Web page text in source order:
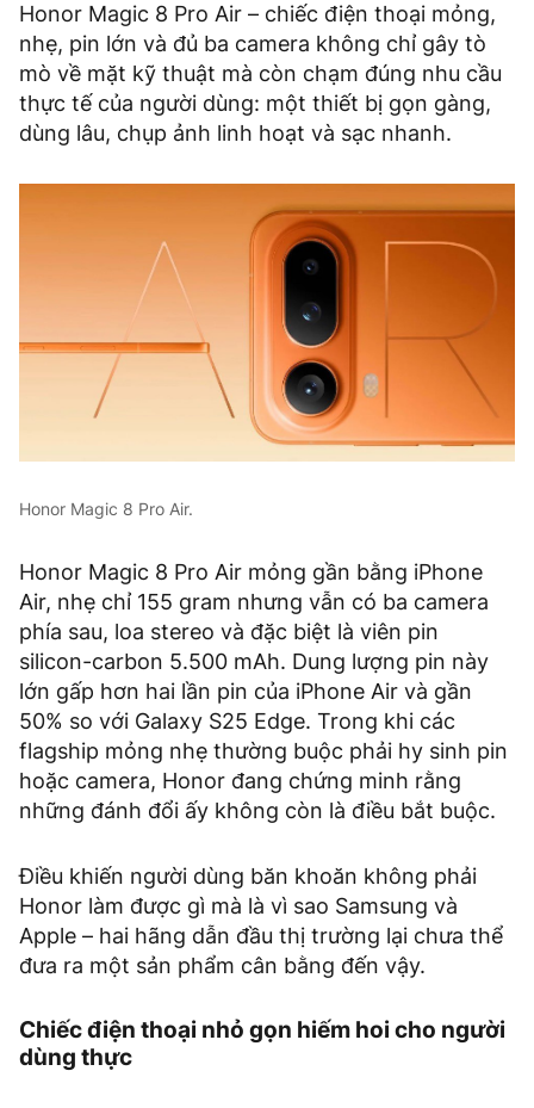
Honor Magic 8 Pro Air – chiếc điện thoại mỏng,
nhẹ, pin lớn và đủ ba camera không chỉ gây tò
mò về mặt kỹ thuật mà còn chạm đúng nhu cầu
thực tế của người dùng: một thiết bị gọn gàng,
dùng lâu, chụp ảnh linh hoạt và sạc nhanh.
Honor Magic 8 Pro Air.
Honor Magic 8 Pro Air mỏng gần bằng iPhone
Air, nhẹ chỉ 155 gram nhưng vẫn có ba camera
phía sau, loa stereo và đặc biệt là viên pin
silicon-carbon 5.500 mAh. Dung lượng pin này
lớn gấp hơn hai lần pin của iPhone Air và gần
50% so với Galaxy S25 Edge. Trong khi các
flagship mỏng nhẹ thường buộc phải hy sinh pin
hoặc camera, Honor đang chứng minh rằng
những đánh đổi ấy không còn là điều bắt buộc.
Điều khiến người dùng băn khoăn không phải
Honor làm được gì mà là vì sao Samsung và
Apple – hai hãng dẫn đầu thị trường lại chưa thể
đưa ra một sản phẩm cân bằng đến vậy.
Chiếc điện thoại nhỏ gọn hiếm hoi cho người
dùng thực